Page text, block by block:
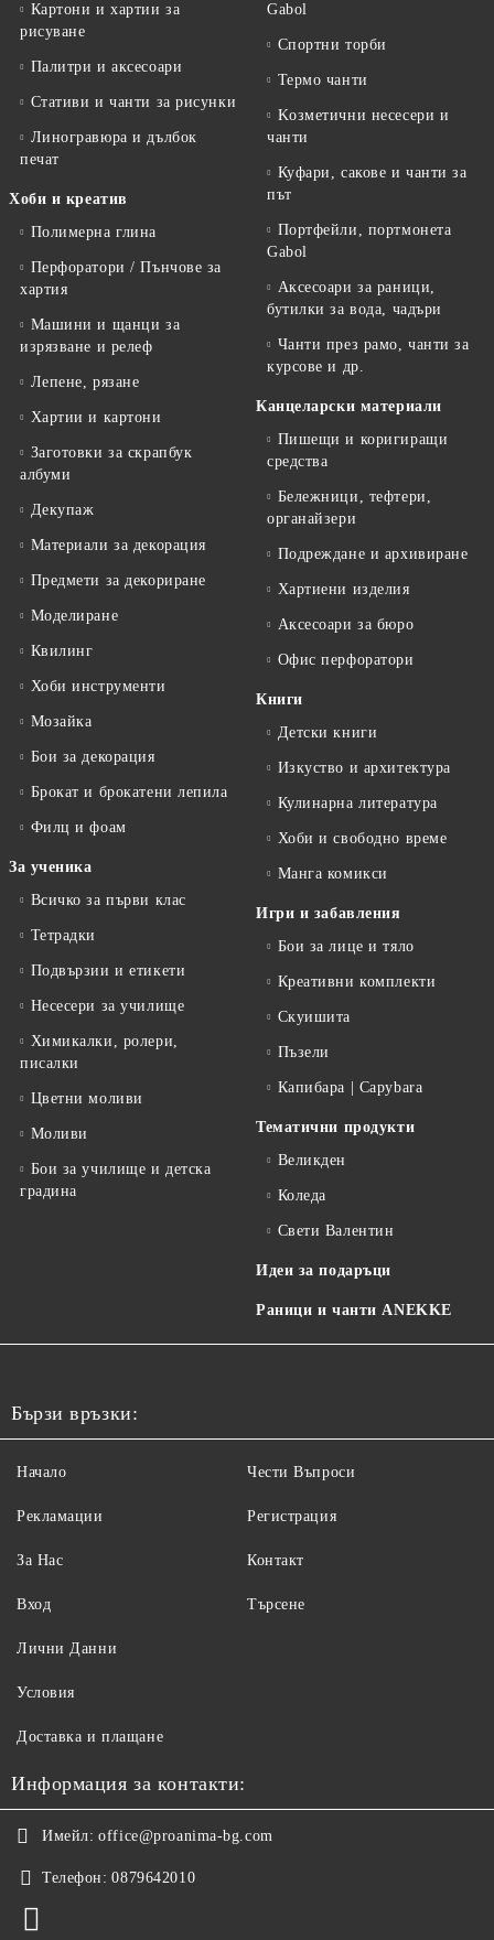
Картони и хартии за
рисуване
Палитри и аксесоари
Стативи и чанти за рисунки
Линогравюра и дълбок
печат
Хоби и креатив
Полимерна глина
Перфоратори / Пънчове за
хартия
Машини и щанци за
изрязване и релеф
Лепене, рязане
Хартии и картони
Заготовки за скрапбук
албуми
Декупаж
Материали за декорация
Предмети за декориране
Моделиране
Квилинг
Хоби инструменти
Мозайка
Бои за декорация
Брокат и брокатени лепила
Филц и фоам
За ученика
Всичко за първи клас
Тетрадки
Подвързии и етикети
Несесери за училище
Химикалки, ролери,
писалки
Цветни моливи
Моливи
Бои за училище и детска
градина
Gabol
Спортни торби
Термо чанти
Kозметични несесери и
чанти
Куфари, сакове и чанти за
път
Портфейли, портмонета
Gabol
Аксесоари за раници,
бутилки за вода, чадъри
Чанти през рамо, чанти за
курсове и др.
Канцеларски материали
Пишещи и коригиращи
средства
Бележници, тефтери,
органайзери
Подреждане и архивиране
Хартиени изделия
Аксесоари за бюро
Офис перфоратори
Книги
Детски книги
Изкуство и архитектура
Кулинарна литература
Хоби и свободно време
Манга комикси
Игри и забавления
Бои за лице и тяло
Креативни комплекти
Скуишита
Пъзели
Капибара | Capybara
Тематични продукти
Великден
Коледа
Свети Валентин
Идеи за подаръци
Раници и чанти ANEKKE
Бързи връзки:
Начало
Рекламации
За Нас
Вход
Чести Въпроси
Регистрация
Контакт
Търсене
Лични Данни
Условия
Доставка и плащане
Информация за контакти:
Имейл: office@proanima-bg.com
Телефон: 0879642010